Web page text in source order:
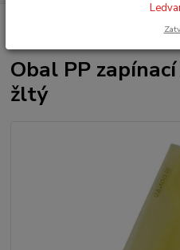
Obal PP zapínací DL
Obal PP
žltý